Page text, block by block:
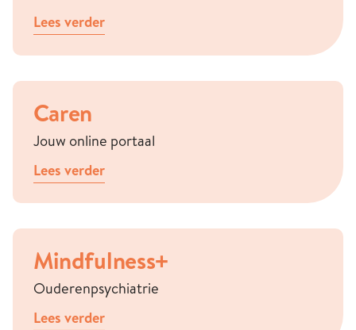
Lees verder
Caren
Jouw online portaal
Lees verder
Mindfulness+
Ouderenpsychiatrie
Lees verder